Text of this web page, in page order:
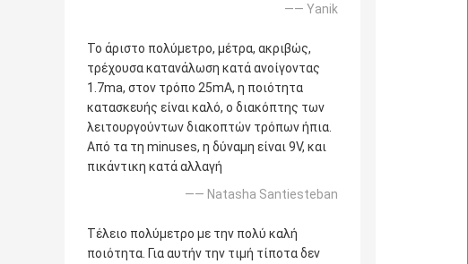
—— Yanik
Το άριστο πολύμετρο, μέτρα, ακριβώς,
τρέχουσα κατανάλωση κατά ανοίγοντας
1.7ma, στον τρόπο 25mA, η ποιότητα
κατασκευής είναι καλό, ο διακόπτης των
λειτουργούντων διακοπτών τρόπων ήπια.
Από τα τη minuses, η δύναμη είναι 9V, και
πικάντικη κατά αλλαγή
—— Natasha Santiesteban
Τέλειο πολύμετρο με την πολύ καλή
ποιότητα. Για αυτήν την τιμή τίποτα δεν